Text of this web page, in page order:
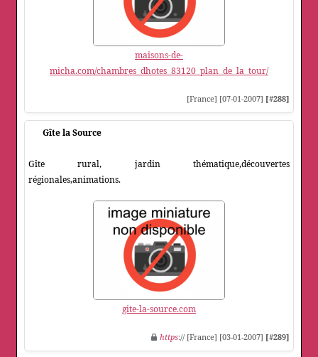
maisons-de-
micha.com/chambres_dhotes_83120_plan_de_la_tour/
[France] [07-01-2007] [#288]
Gîte la Source
Gîte rural, jardin thématique,découvertes
régionales,animations.
gite-la-source.com
https:// [France] [03-01-2007] [#289]